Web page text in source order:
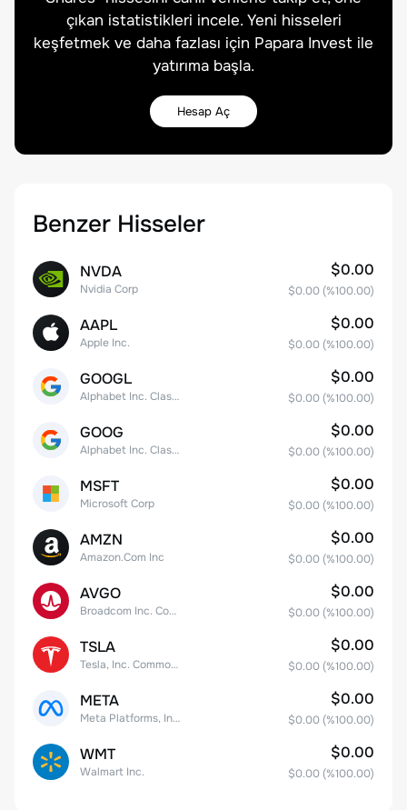
çıkan istatistikleri incele. Yeni hisseleri
keşfetmek ve daha fazlası için Papara Invest ile
yatırıma başla.
Hesap Aç
Benzer Hisseler
NVDA
Nvidia Corp
$0.00
$0.00 (%100.00)
AAPL
Apple Inc.
$0.00
$0.00 (%100.00)
GOOGL
Alphabet Inc. Class A Common Stock
$0.00
$0.00 (%100.00)
GOOG
Alphabet Inc. Class C Capital Stock
$0.00
$0.00 (%100.00)
MSFT
Microsoft Corp
$0.00
$0.00 (%100.00)
AMZN
Amazon.Com Inc
$0.00
$0.00 (%100.00)
AVGO
Broadcom Inc. Common Stock
$0.00
$0.00 (%100.00)
TSLA
Tesla, Inc. Common Stock
$0.00
$0.00 (%100.00)
META
Meta Platforms, Inc. Class A Common Stock
$0.00
$0.00 (%100.00)
WMT
Walmart Inc.
$0.00
$0.00 (%100.00)